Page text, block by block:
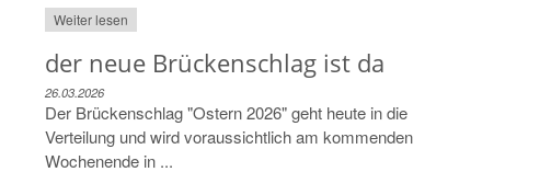
Weiter lesen
der neue Brückenschlag ist da
26.03.2026
Der Brückenschlag "Ostern 2026" geht heute in die
Verteilung und wird voraussichtlich am kommenden
Wochenende in ...